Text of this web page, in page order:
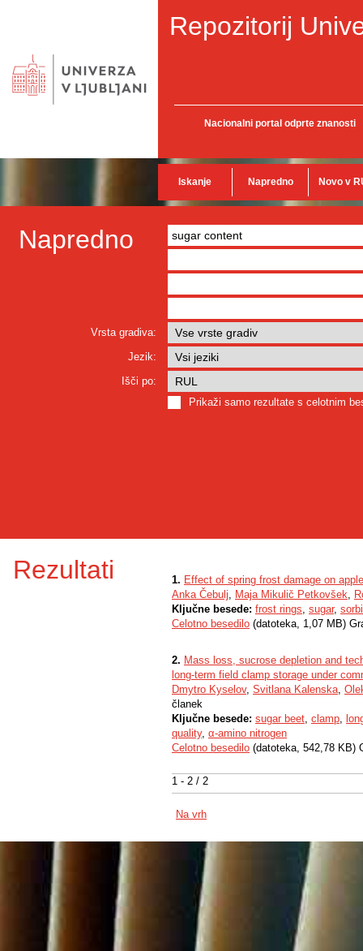
Repozitorij
Nacionalni portal odprte znanosti
Iskanje Napredno Novo v
Napredno
Vrsta gradiva:
Jezik:
Išči po:
Prikaži samo rezultate s celotnim
Rezultati
1 - 2 / 2
1. Effect of spring frost damage on
Anka Čebulj, Maja Mikulič Petkovšek,
Ključne besede: frost rings, sugar,
Celotno besedilo (datoteka, 1,07 MB)
2. Mass loss, sucrose depletion and
long-term field clamp storage under
Dmytro Kyselov, Svitlana Kalenska,
članek
Ključne besede: sugar beet, clamp,
quality, α-amino nitrogen
Celotno besedilo (datoteka, 542,78 KB)
Na vrh